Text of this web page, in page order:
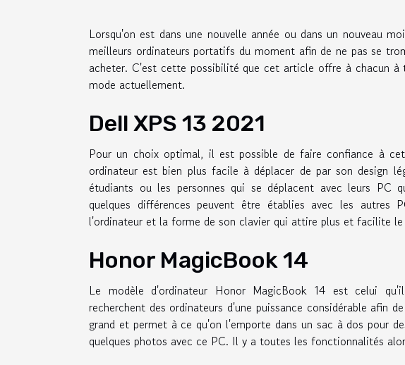
Lorsqu'on est dans une nouvelle année ou dans un nouveau
meilleurs ordinateurs portatifs du moment afin de ne pas se
acheter. C'est cette possibilité que cet article offre à chacun
mode actuellement.
Dell XPS 13 2021
Pour un choix optimal, il est possible de faire confiance à
ordinateur est bien plus facile à déplacer de par son design
étudiants ou les personnes qui se déplacent avec leurs
quelques différences peuvent être établies avec les
l'ordinateur et la forme de son clavier qui attire plus et facilite
Honor MagicBook 14
Le modèle d'ordinateur Honor MagicBook 14 est celui
recherchent des ordinateurs d'une puissance considérable afin
grand et permet à ce qu'on l'emporte dans un sac à dos pour
quelques photos avec ce PC. Il y a toutes les fonctionnalités